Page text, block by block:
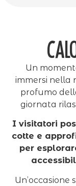
Un
immersi nella
profumo
giornata
I visitatori
cotte e
per